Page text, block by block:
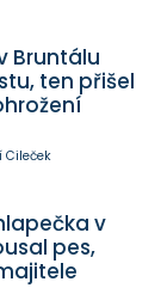
Bruntálu
ten přišel
Cileček
v
pes,